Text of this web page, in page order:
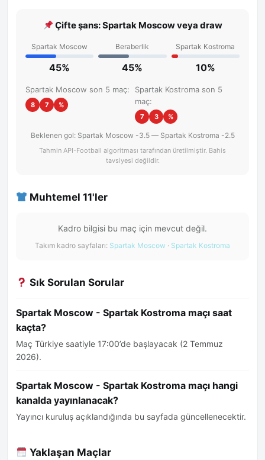
Çifte şans: Spartak Moscow veya draw
Spartak Moscow
45%
Beraberlik
45%
Spartak Kostroma
10%
Spartak Moscow son 5 maç:
8 7 %
Spartak Kostroma son 5
maç:
7 3 %
Beklenen gol: Spartak Moscow -3.5 — Spartak Kostroma -2.5
Tahmin API-Football algoritması tarafından üretilmiştir. Bahis
tavsiyesi değildir.
Muhtemel 11'ler
Kadro bilgisi bu maç için mevcut değil.
Takım kadro sayfaları: Spartak Moscow · Spartak Kostroma
Sık Sorulan Sorular
Spartak Moscow - Spartak Kostroma maçı saat
kaçta?
Maç Türkiye saatiyle 17:00’de başlayacak (2 Temmuz
2026).
Spartak Moscow - Spartak Kostroma maçı hangi
kanalda yayınlanacak?
Yayıncı kuruluş açıklandığında bu sayfada güncellenecektir.
Yaklaşan Maçlar